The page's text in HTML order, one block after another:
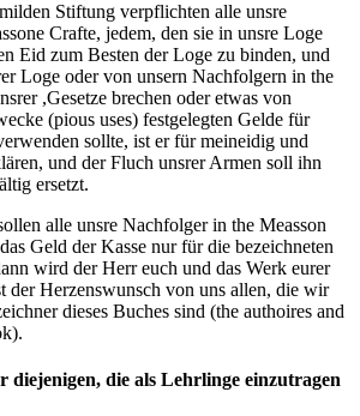
Stiftung verpflichten alle unsre
Crafte, jedem, den sie in unsre Loge
Eid zum Besten der Loge zu binden, und
Loge oder von unsern Nachfolgern in the
,Gesetze brechen oder etwas von
(pious uses) festgelegten Gelde für
sollte, ist er für meineidig und
und der Fluch unsrer Armen soll ihn
ersetzt.
alle unsre Nachfolger in the Measson
Geld der Kasse nur für die bezeichneten
wird der Herr euch und das Werk eurer
der Herzenswunsch von uns allen, die wir
dieses Buches sind (the authoires and
diejenigen, die als Lehrlinge einzutragen